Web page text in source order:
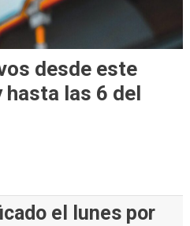
desde este
hasta las 6 del
el lunes por